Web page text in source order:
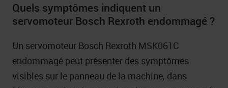
Quels symptômes indiquent un
servomoteur Bosch Rexroth endommagé ?
Un servomoteur Bosch Rexroth MSK061C
endommagé peut présenter des symptômes
visibles sur le panneau de la machine, dans